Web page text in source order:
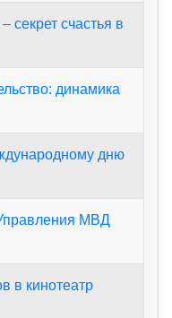
секрет счастья в
динамика
дню
МВД
в кинотеатр